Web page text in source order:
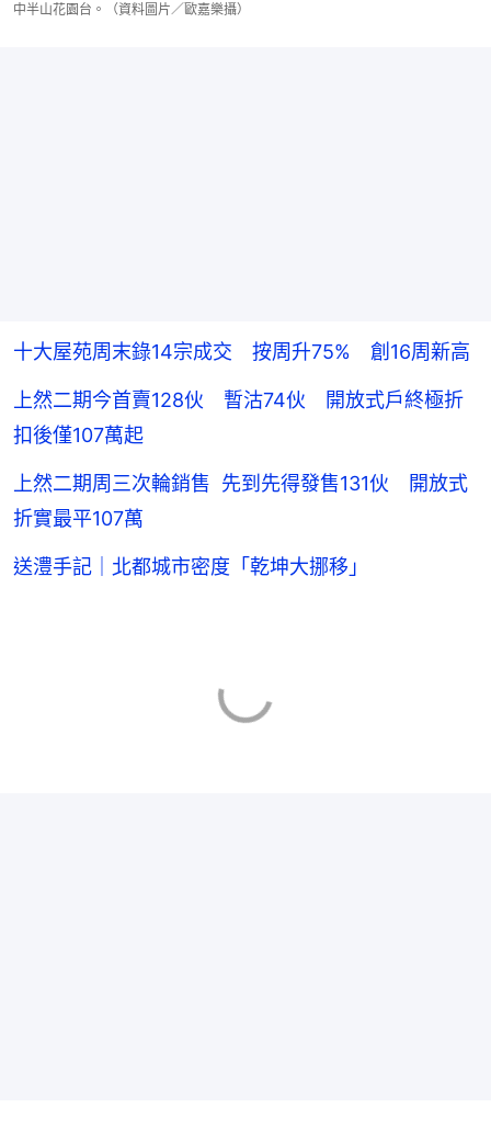
中半山花園台。（資料圖片／歐嘉樂攝）
十大屋苑周末錄14宗成交 按周升75% 創16周新高
上然二期今首賣128伙 暫沽74伙 開放式戶終極折
扣後僅107萬起
上然二期周三次輪銷售 先到先得發售131伙 開放式
折實最平107萬
送澧手記｜北都城市密度「乾坤大挪移」